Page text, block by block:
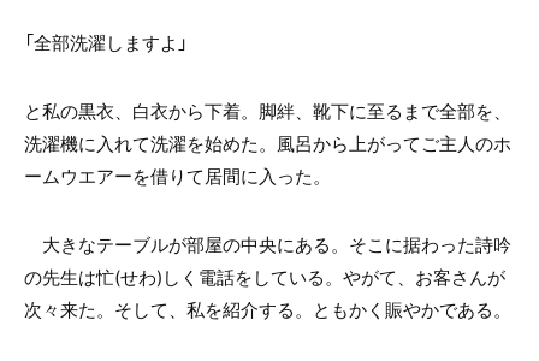
「全部洗濯しますよ」
と私の黒衣、白衣から下着。脚絆、靴下に至るまで全部を、
洗濯機に入れて洗濯を始めた。風呂から上がってご主人のホ
ームウエアーを借りて居間に入った。
大きなテーブルが部屋の中央にある。そこに据わった詩吟
の先生は忙(せわ)しく電話をしている。やがて、お客さんが
次々来た。そして、私を紹介する。ともかく賑やかである。